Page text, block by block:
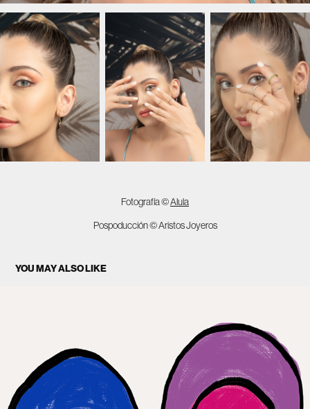
Fotografía ©Alula
Pospoducción © Aristos Joyeros
YOU MAY ALSO LIKE